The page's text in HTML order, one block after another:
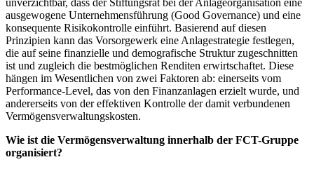
ausgewogene Unternehmensführung (Good Governance) und eine
konsequente Risikokontrolle einführt. Basierend auf diesen
Prinzipien kann das Vorsorgewerk eine Anlagestrategie festlegen,
die auf seine finanzielle und demografische Struktur zugeschnitten
ist und zugleich die bestmöglichen Renditen erwirtschaftet. Diese
hängen im Wesentlichen von zwei Faktoren ab: einerseits vom
Performance-Level, das von den Finanzanlagen erzielt wurde, und
andererseits von der effektiven Kontrolle der damit verbundenen
Vermögensverwaltungskosten.
Wie ist die Vermögensverwaltung innerhalb der FCT-Gruppe
organisiert?